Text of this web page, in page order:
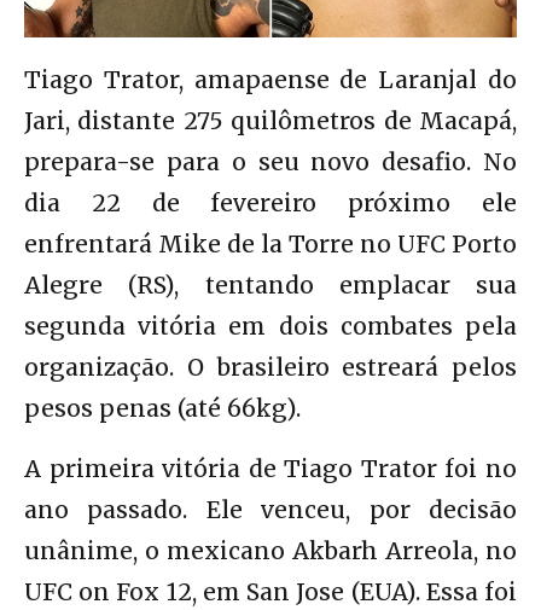
Tiago Trator, amapaense de Laranjal do
Jari, distante 275 quilômetros de Macapá,
prepara-se para o seu novo desafio. No
dia 22 de fevereiro próximo ele
enfrentará Mike de la Torre no UFC Porto
Alegre (RS), tentando emplacar sua
segunda vitória em dois combates pela
organização. O brasileiro estreará pelos
pesos penas (até 66kg).
A primeira vitória de Tiago Trator foi no
ano passado. Ele venceu, por decisão
unânime, o mexicano Akbarh Arreola, no
UFC on Fox 12, em San Jose (EUA). Essa foi